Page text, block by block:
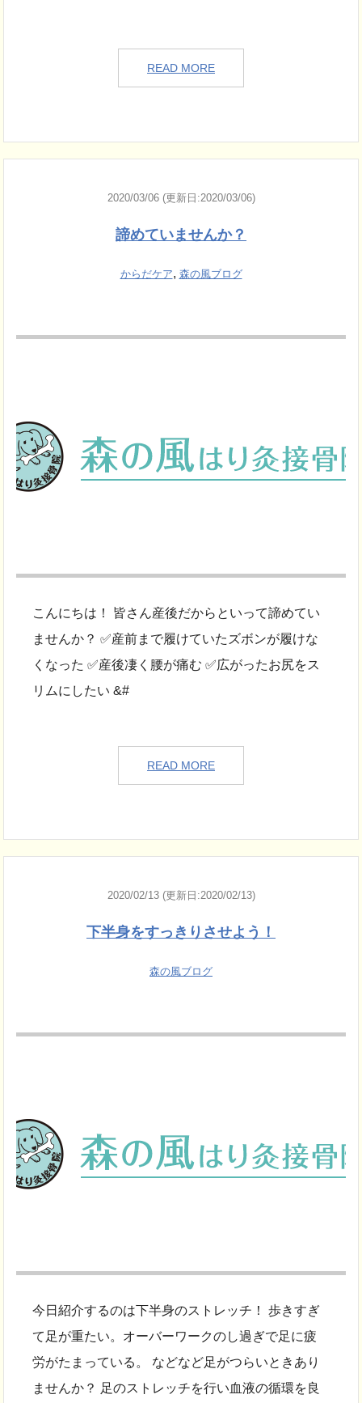
READ MORE
2020/03/06 (更新日:2020/03/06)
諦めていませんか？
からだケア, 森の風ブログ
こんにちは！ 皆さん産後だからといって諦めてい
ませんか？ ✅産前まで履けていたズボンが履けな
くなった ✅産後凄く腰が痛む ✅広がったお尻をス
リムにしたい &#
READ MORE
2020/02/13 (更新日:2020/02/13)
下半身をすっきりさせよう！
森の風ブログ
今日紹介するのは下半身のストレッチ！ 歩きすぎ
て足が重たい。オーバーワークのし過ぎで足に疲
労がたまっている。 などなど足がつらいときあり
ませんか？ 足のストレッチを行い血液の循環を良